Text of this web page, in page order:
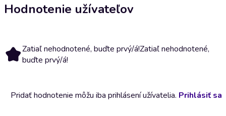
Hodnotenie užívateľov
Zatiaľ nehodnotené, buďte prvý/á!Zatiaľ nehodnotené,
buďte prvý/á!
Pridať hodnotenie môžu iba prihlásení užívatelia. Prihlásiť sa